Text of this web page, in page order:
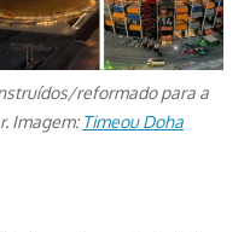
reformado para a
Imagem:Timeou Doha